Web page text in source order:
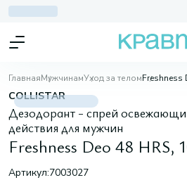
ГлавнаяМужчинамУход за теломFreshness
COLLISTAR
Дезодорант - спрей
действия для мужчин
Freshness Deo 48 HRS,
Артикул:7003027